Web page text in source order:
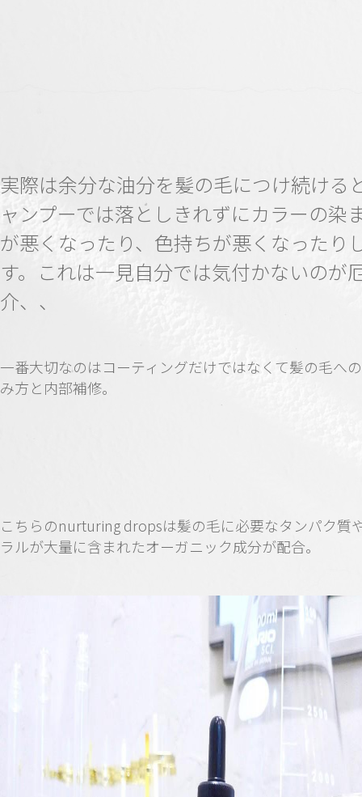
実際は余分な油分を髪の毛につけ続ける
ャンプーでは落としきれずにカラーの染
が悪くなったり、色持ちが悪くなったり
す。これは一見自分では気付かないのが
介、、
一番大切なのはコーティングだけではなくて髪の毛へ
み方と内部補修。
こちらのnurturing dropsは髪の毛に必要なタンパク質
ラルが大量に含まれたオーガニック成分が配合。